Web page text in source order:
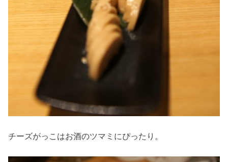
チーズがっこはお酒のツマミにぴったり。